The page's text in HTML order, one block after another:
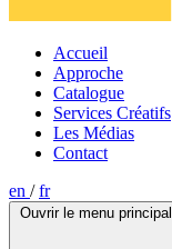
Accueil
Approche
Catalogue
Services Créatifs
Les Médias
Contact
en /fr
Ouvrir le menu principal